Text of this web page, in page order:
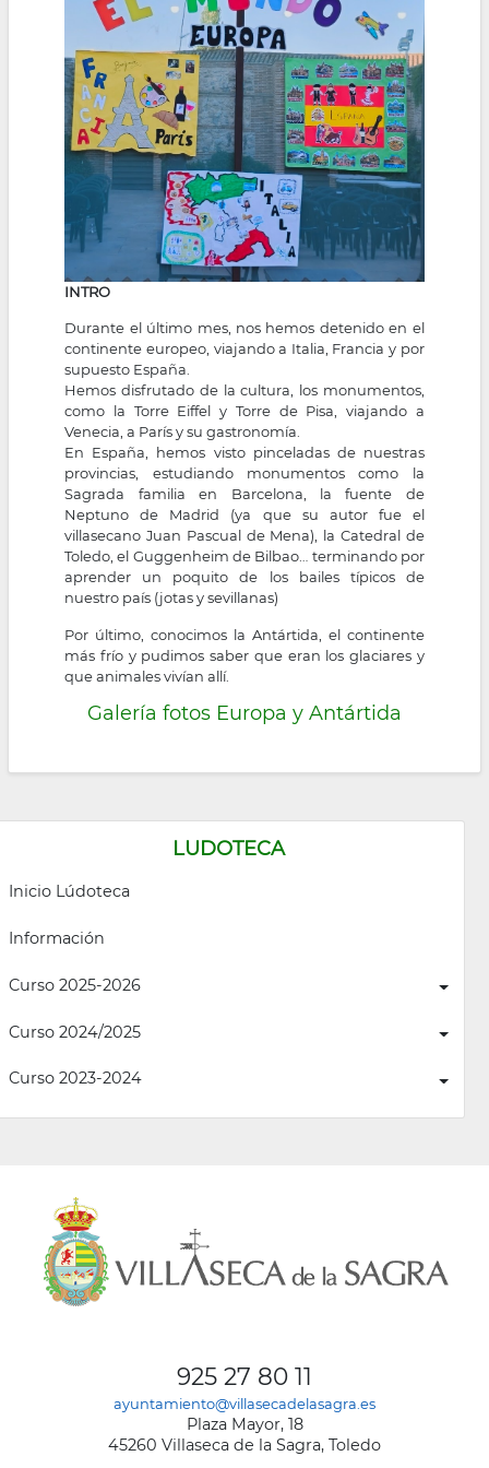
navegación
LUDOTECA
Inicio Lúdoteca
Información
Curso 2025-2026
Curso 2024/2025
Curso 2023-2024
INTRO
Durante el último mes, nos hemos detenido en el
continente europeo, viajando a Italia, Francia y por
supuesto España.
Hemos disfrutado de la cultura, los monumentos,
como la Torre Eiffel y Torre de Pisa, viajando a
Venecia, a París y su gastronomía.
En España, hemos visto pinceladas de nuestras
provincias, estudiando monumentos como la
Sagrada familia en Barcelona, la fuente de
Neptuno de Madrid (ya que su autor fue el
villasecano Juan Pascual de Mena), la Catedral de
Toledo, el Guggenheim de Bilbao… terminando por
aprender un poquito de los bailes típicos de
nuestro país (jotas y sevillanas)
Por último, conocimos la Antártida, el continente
más frío y pudimos saber que eran los glaciares y
que animales vivían allí.
Galería fotos Europa y Antártida
925 27 80 11
ayuntamiento@villasecadelasagra.es
Plaza Mayor, 18
45260 Villaseca de la Sagra, Toledo